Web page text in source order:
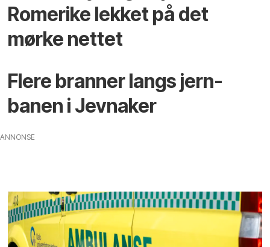
Romerike lekket på det
mørke nettet
Flere branner langs jern­
banen i Jevnaker
ANNONSE